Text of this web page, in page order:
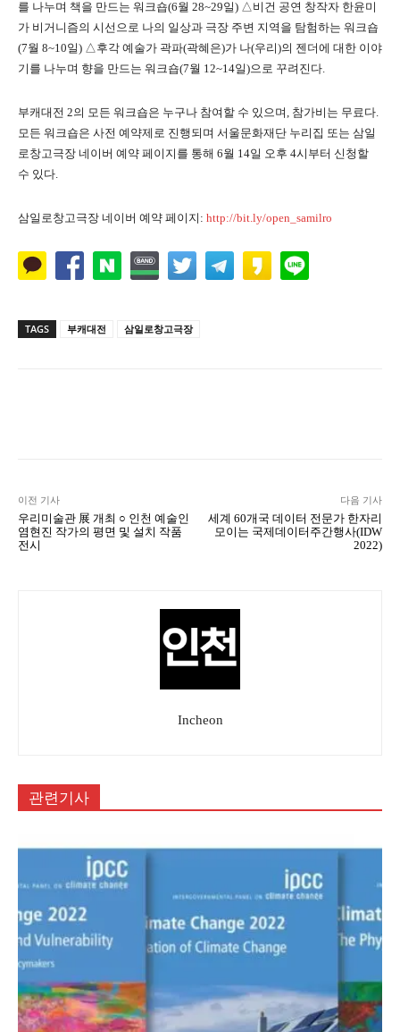
를 나누며 책을 만드는 워크숍(6월 28~29일) △비건 공연 창작자 한윤미
가 비거니즘의 시선으로 나의 일상과 극장 주변 지역을 탐험하는 워크숍
(7월 8~10일) △후각 예술가 곽파(곽혜은)가 나(우리)의 젠더에 대한 이야
기를 나누며 향을 만드는 워크숍(7월 12~14일)으로 꾸려진다.
부캐대전 2의 모든 워크숍은 누구나 참여할 수 있으며, 참가비는 무료다.
모든 워크숍은 사전 예약제로 진행되며 서울문화재단 누리집 또는 삼일
로창고극장 네이버 예약 페이지를 통해 6월 14일 오후 4시부터 신청할
수 있다.
삼일로창고극장 네이버 예약 페이지: http://bit.ly/open_samilro
TAGS 부캐대전 삼일로창고극장
이전 기사
우리미술관 展 개최 ○ 인천 예술인
염현진 작가의 평면 및 설치 작품
전시
다음 기사
세계 60개국 데이터 전문가 한자리
모이는 국제데이터주간행사(IDW
2022)
Incheon
관련기사